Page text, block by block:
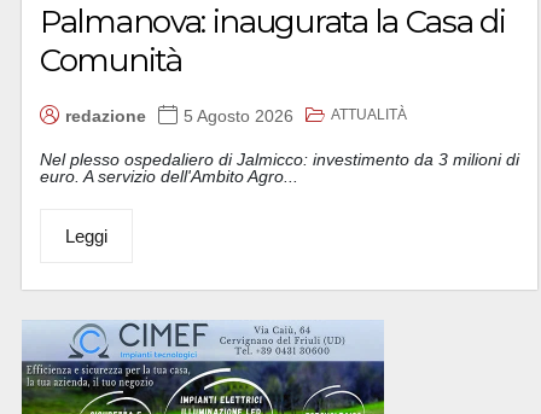
Palmanova: inaugurata la Casa di
Comunità
redazione 5 Agosto 2026 ATTUALITÀ
Nel plesso ospedaliero di Jalmicco: investimento da 3 milioni di
euro. A servizio dell'Ambito Agro...
Leggi